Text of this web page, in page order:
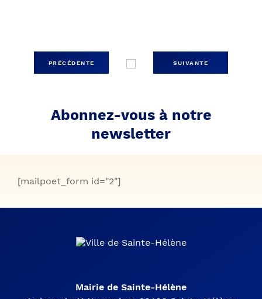
PRÉCÉDENTE SUIVANTE
Abonnez-vous à notre
newsletter
[mailpoet_form id="2"]
Mairie de Sainte-Hélène